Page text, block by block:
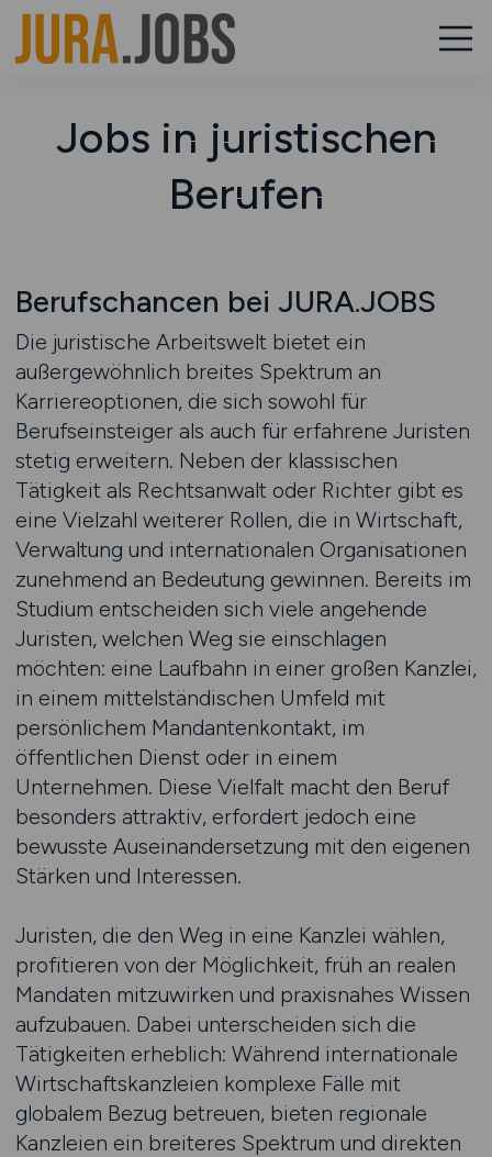
Jobs in juristischen
Berufen
Berufschancen bei JURA.JOBS
Die juristische Arbeitswelt bietet ein
außergewöhnlich breites Spektrum an
Karriereoptionen, die sich sowohl für
Berufseinsteiger als auch für erfahrene Juristen
stetig erweitern. Neben der klassischen
Tätigkeit als Rechtsanwalt oder Richter gibt es
eine Vielzahl weiterer Rollen, die in Wirtschaft,
Verwaltung und internationalen Organisationen
zunehmend an Bedeutung gewinnen. Bereits im
Studium entscheiden sich viele angehende
Juristen, welchen Weg sie einschlagen
möchten: eine Laufbahn in einer großen Kanzlei,
in einem mittelständischen Umfeld mit
persönlichem Mandantenkontakt, im
öffentlichen Dienst oder in einem
Unternehmen. Diese Vielfalt macht den Beruf
besonders attraktiv, erfordert jedoch eine
bewusste Auseinandersetzung mit den eigenen
Stärken und Interessen.
Juristen, die den Weg in eine Kanzlei wählen,
profitieren von der Möglichkeit, früh an realen
Mandaten mitzuwirken und praxisnahes Wissen
aufzubauen. Dabei unterscheiden sich die
Tätigkeiten erheblich: Während internationale
Wirtschaftskanzleien komplexe Fälle mit
globalem Bezug betreuen, bieten regionale
Kanzleien ein breiteres Spektrum und direkten